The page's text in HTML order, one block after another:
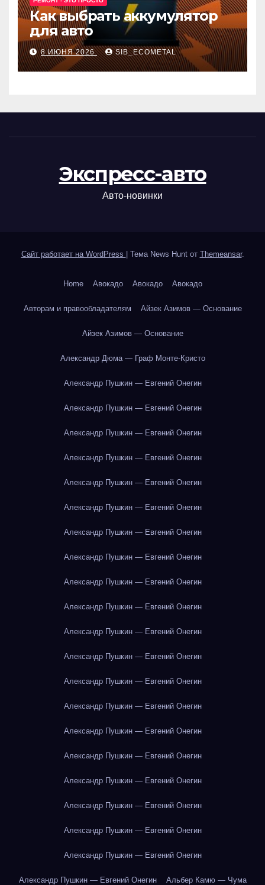
Как выбрать аккумулятор
для авто
8 ИЮНЯ 2026 SIB_ECOMETAL
Экспресс-авто
Авто-новинки
Сайт работает на WordPress Тема News Hunt от Themeansar.
Home Авокадо Авокадо Авокадо
Авторам и правообладателям Айзек Азимов — Основание
Айзек Азимов — Основание
Александр Дюма — Граф Монте-Кристо
Александр Пушкин — Евгений Онегин
Александр Пушкин — Евгений Онегин
Александр Пушкин — Евгений Онегин
Александр Пушкин — Евгений Онегин
Александр Пушкин — Евгений Онегин
Александр Пушкин — Евгений Онегин
Александр Пушкин — Евгений Онегин
Александр Пушкин — Евгений Онегин
Александр Пушкин — Евгений Онегин
Александр Пушкин — Евгений Онегин
Александр Пушкин — Евгений Онегин
Александр Пушкин — Евгений Онегин
Александр Пушкин — Евгений Онегин
Александр Пушкин — Евгений Онегин
Александр Пушкин — Евгений Онегин
Александр Пушкин — Евгений Онегин
Александр Пушкин — Евгений Онегин
Александр Пушкин — Евгений Онегин
Александр Пушкин — Евгений Онегин
Александр Пушкин — Евгений Онегин
Александр Пушкин — Евгений Онегин Альбер Камю — Чума